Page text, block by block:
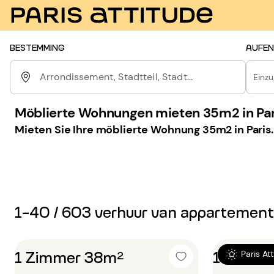
BESTEMMING
Arrondissement, Stadtteil, Stadt...
Möblierte Wohnungen mieten 35m2 in
Mieten Sie Ihre möblierte Wohnung 35m2 in Paris.
1-40 / 603 verhuur van
1 Zimmer 38m² Paris
1